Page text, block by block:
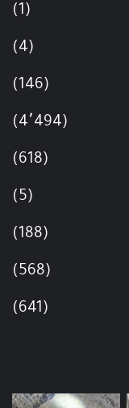
(1)
(4)
(146)
(4٬494)
(618)
(5)
(188)
(568)
(641)